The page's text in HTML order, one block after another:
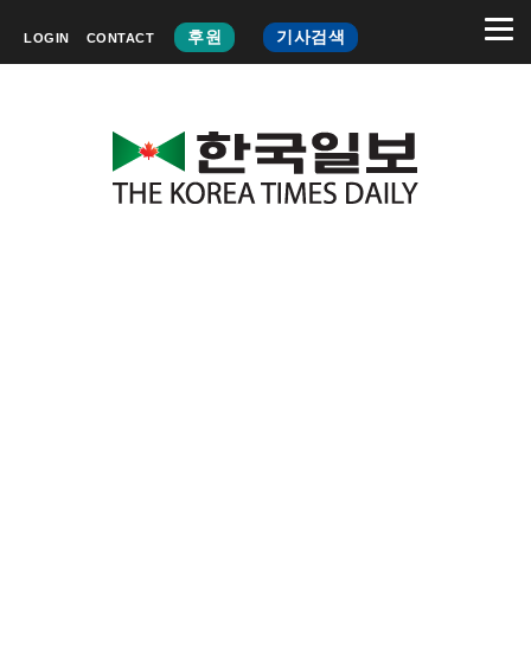
LOGIN CONTACT 후원 기사검색